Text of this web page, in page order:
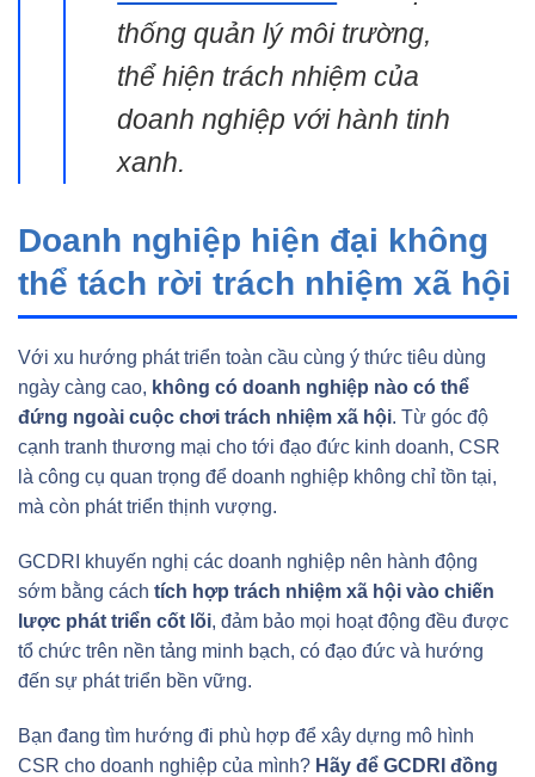
thống quản lý môi trường,
thể hiện trách nhiệm của
doanh nghiệp với hành tinh
xanh.
Doanh nghiệp hiện đại không
thể tách rời trách nhiệm xã hội
Với xu hướng phát triển toàn cầu cùng ý thức tiêu dùng
ngày càng cao, không có doanh nghiệp nào có thể
đứng ngoài cuộc chơi trách nhiệm xã hội. Từ góc độ
cạnh tranh thương mại cho tới đạo đức kinh doanh, CSR
là công cụ quan trọng để doanh nghiệp không chỉ tồn tại,
mà còn phát triển thịnh vượng.
GCDRI khuyến nghị các doanh nghiệp nên hành động
sớm bằng cách tích hợp trách nhiệm xã hội vào chiến
lược phát triển cốt lõi, đảm bảo mọi hoạt động đều được
tổ chức trên nền tảng minh bạch, có đạo đức và hướng
đến sự phát triển bền vững.
Bạn đang tìm hướng đi phù hợp để xây dựng mô hình
CSR cho doanh nghiệp của mình? Hãy để GCDRI đồng